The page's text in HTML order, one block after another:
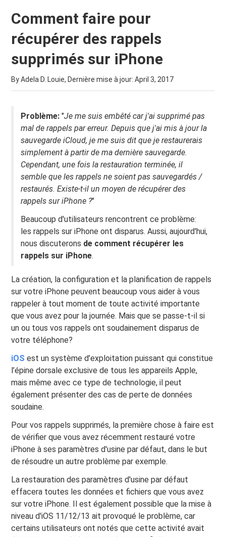
Comment faire pour
récupérer des rappels
supprimés sur iPhone
By Adela D. Louie, Dernière mise à jour:April 3, 2017
Problème: "Je me suis embêté car j'ai supprimé pas
mal de rappels par erreur. Depuis que j'ai mis à jour la
sauvegarde iCloud, je me suis dit que je restaurerais
simplement à partir de ma dernière sauvegarde.
Cependant, une fois la restauration terminée, il
semble que les rappels ne soient pas sauvegardés /
restaurés. Existe-t-il un moyen de récupérer des
rappels sur iPhone ?"
Beaucoup d'utilisateurs rencontrent ce problème:
les rappels sur iPhone ont disparus. Aussi, aujourd'hui,
nous discuterons de comment récupérer les
rappels sur iPhone.
La création, la configuration et la planification de rappels
sur votre iPhone peuvent beaucoup vous aider à vous
rappeler à tout moment de toute activité importante
que vous avez pour la journée. Mais que se passe-t-il si
un ou tous vos rappels ont soudainement disparus de
votre téléphone?
iOS est un système d’exploitation puissant qui constitue
l’épine dorsale exclusive de tous les appareils Apple,
mais même avec ce type de technologie, il peut
également présenter des cas de perte de données
soudaine.
Pour vos rappels supprimés, la première chose à faire est
de vérifier que vous avez récemment restauré votre
iPhone à ses paramètres d'usine par défaut, dans le but
de résoudre un autre problème par exemple.
La restauration des paramètres d'usine par défaut
effacera toutes les données et fichiers que vous avez
sur votre iPhone. Il est également possible que la mise à
niveau d'iOS 11/12/13 ait provoqué le problème, car
certains utilisateurs ont notés que cette activité avait